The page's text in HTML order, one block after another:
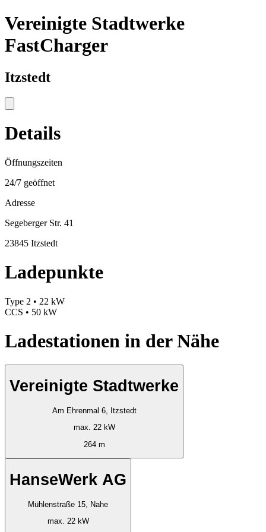
Vereinigte Stadtwerke
FastCharger
Itzstedt
Details
Öffnungszeiten
24/7 geöffnet
Adresse
Segeberger Str. 41
23845 Itzstedt
Ladepunkte
Type 2 • 22 kW
CCS • 50 kW
Ladestationen in der Nähe
Vereinigte Stadtwerke
Am Ehrenmal 6, Itzstedt
max. 22 kW
264 m
HanseWerk AG
Mühlenstraße 15, Nahe
max. 22 kW